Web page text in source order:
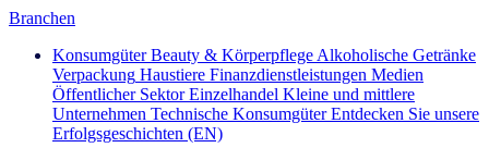
Branchen
Konsumgüter Beauty & Körperpflege Alkoholische Getränke
Verpackung Haustiere Finanzdienstleistungen Medien
Öffentlicher Sektor Einzelhandel Kleine und mittlere
Unternehmen Technische Konsumgüter Entdecken Sie unsere
Erfolgsgeschichten (EN)